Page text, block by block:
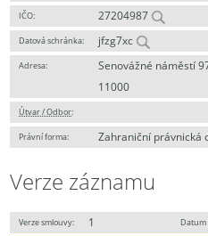
IČO: 27204987
Datová schránka: jfzg7xc
Adresa:
Senovážné náměstí
11000
Útvar / Odbor:
Právní forma: Zahraniční právnická
Verze záznamu
Verze smlouvy: 1